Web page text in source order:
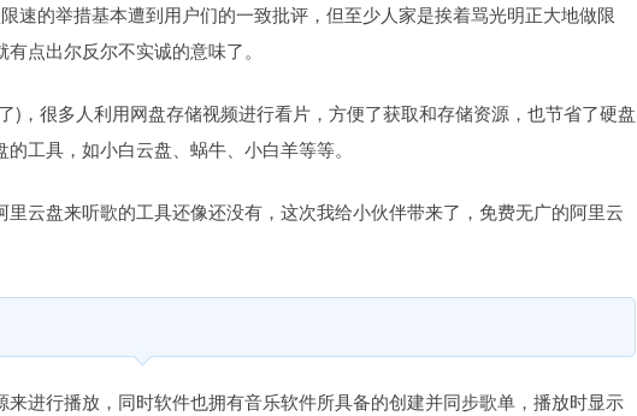
速的举措基本遭到用户们的一致批评，但至少人家是挨着骂光明正大地做限
点出尔反尔不实诚的意味了。
)，很多人利用网盘存储视频进行看片，方便了获取和存储资源，也节省了硬盘
工具，如小白云盘、蜗牛、小白羊等等。
云盘来听歌的工具还像还没有，这次我给小伙伴带来了，免费无广的阿里云
进行播放，同时软件也拥有音乐软件所具备的创建并同步歌单，播放时显示